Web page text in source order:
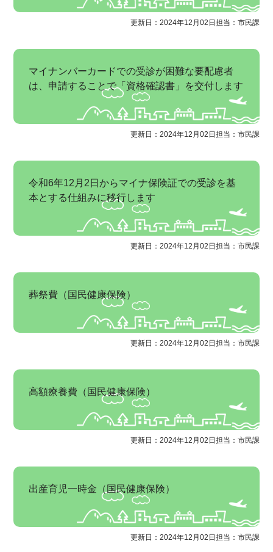
更新日：2024年12月02日 担当：市民課
マイナンバーカードでの受診が困難な要配慮者
は、申請することで「資格確認書」を交付します
更新日：2024年12月02日 担当：市民課
令和6年12月2日からマイナ保険証での受診を基
本とする仕組みに移行します
更新日：2024年12月02日 担当：市民課
葬祭費（国民健康保険）
更新日：2024年12月02日 担当：市民課
高額療養費（国民健康保険）
更新日：2024年12月02日 担当：市民課
出産育児一時金（国民健康保険）
更新日：2024年12月02日 担当：市民課